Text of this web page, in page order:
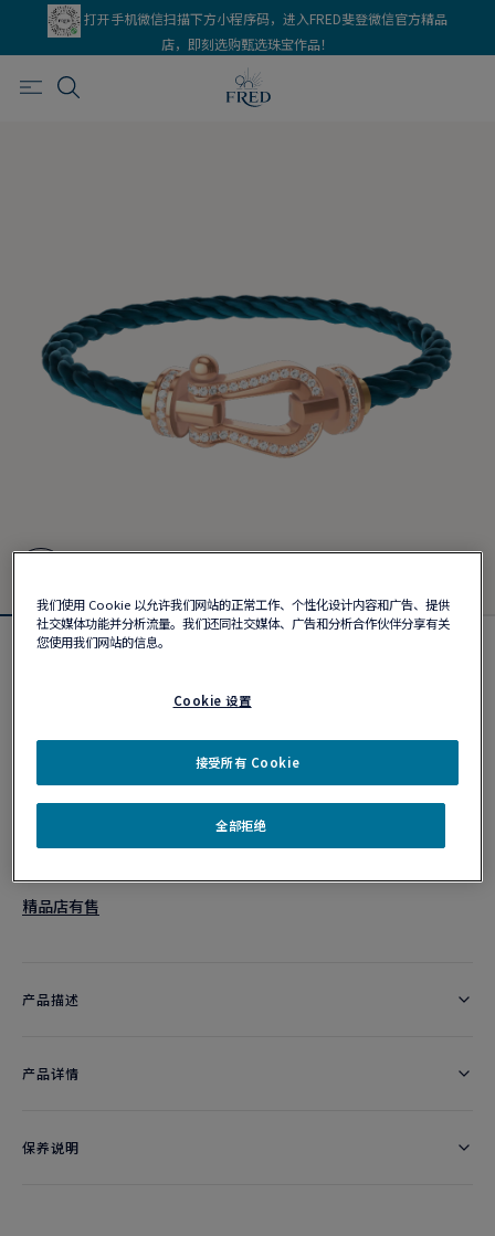
打开手机微信扫描下方小程序码，进入FRED斐登微信官方精品
店，即刻选购甄选珠宝作品！
个性化定制
精品店有售
产品描述
产品详情
保养说明
我们使用 Cookie 以允许我们网站的正常工作、个性化设计内容和广告、提供
社交媒体功能并分析流量。我们还同社交媒体、广告和分析合作伙伴分享有关
您使用我们网站的信息。
Cookie 设置
全部拒绝
接受所有 Cookie